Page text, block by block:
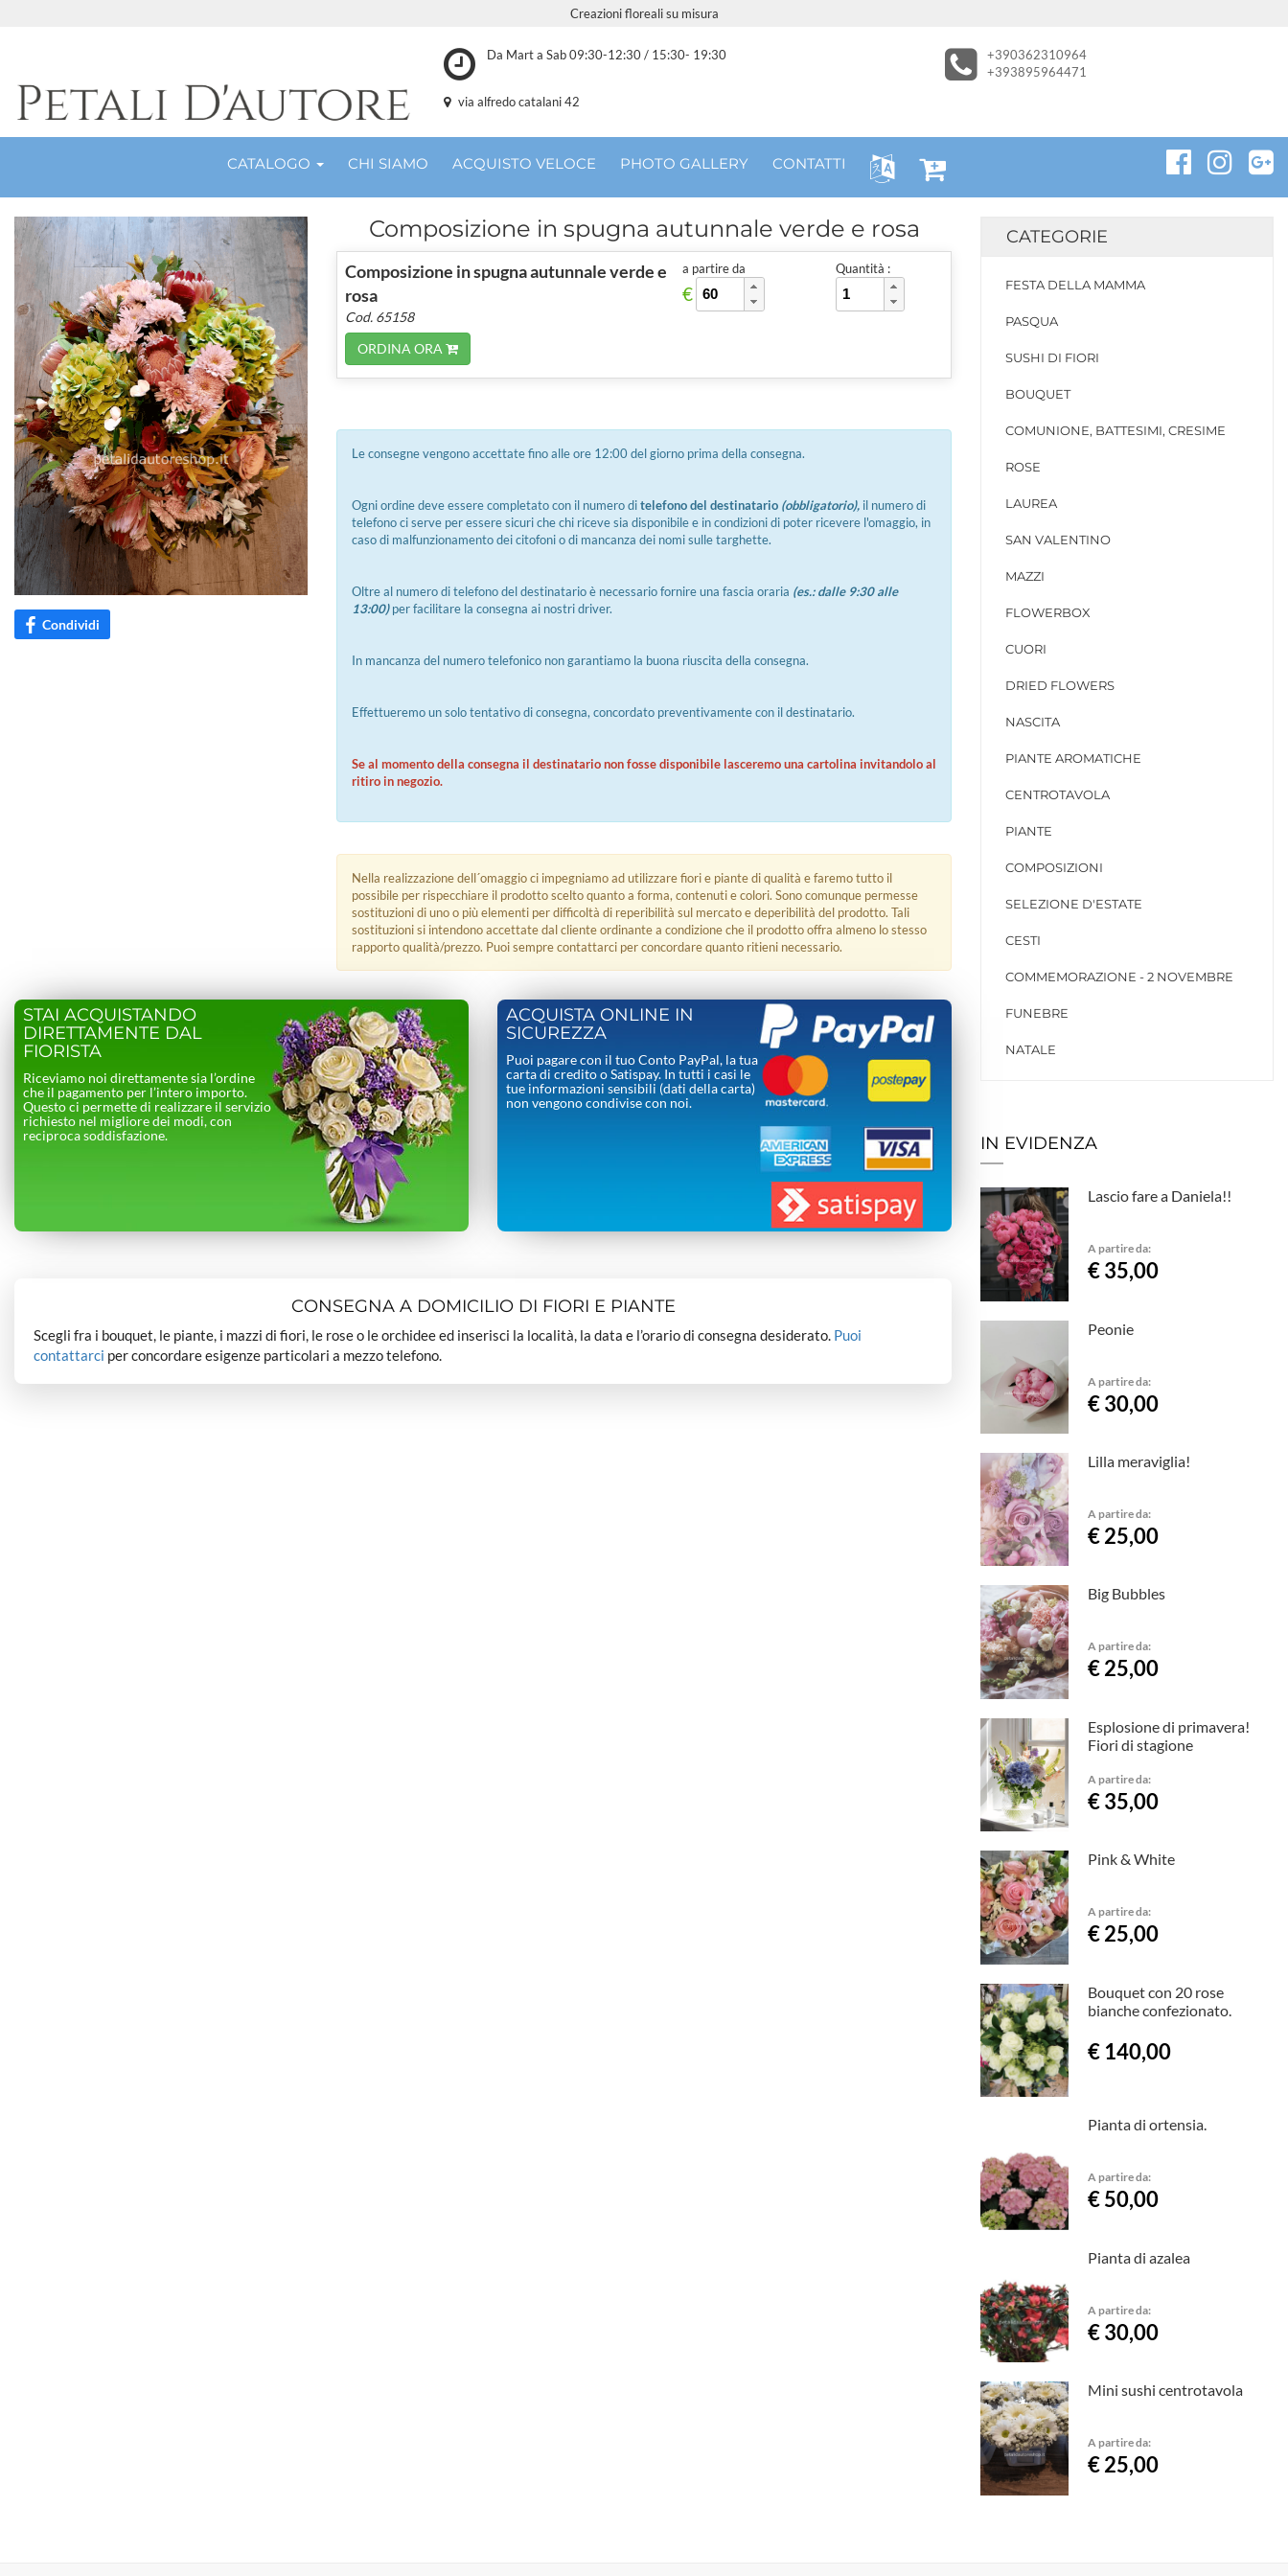
Creazioni floreali su misura
Da Mart a Sab 09:30-12:30 / 15:30- 19:30
+390362310964
+393895964471
via alfredo catalani 42
CATALOGO CHI SIAMO ACQUISTO VELOCE PHOTO GALLERY CONTATTI
Condividi
Composizione in spugna autunnale verde e rosa
Composizione in spugna autunnale verde e
rosa
Cod. 65158
ORDINA ORA
a partire da
€
Quantità :
Le consegne vengono accettate fino alle ore 12:00 del giorno prima della consegna.
Ogni ordine deve essere completato con il numero ditelefono del destinatario (obbligatorio), il numero di
telefono ci serve per essere sicuri che chi riceve sia disponibile e in condizioni di poter ricevere l'omaggio, in
caso di malfunzionamento dei citofoni o di mancanza dei nomi sulle targhette.
Oltre al numero di telefono del destinatario è necessario fornire una fascia oraria (es.: dalle 9:30 alle
13:00)per facilitare la consegna ai nostri driver.
In mancanza del numero telefonico non garantiamo la buona riuscita della consegna.
Effettueremo un solo tentativo di consegna, concordato preventivamente con il destinatario.
Se al momento della consegna il destinatario non fosse disponibile lasceremo una cartolina invitandolo al
ritiro in negozio.
Nella realizzazione dell´omaggio ci impegniamo ad utilizzare fiori e piante di qualità e faremo tutto il
possibile per rispecchiare il prodotto scelto quanto a forma, contenuti e colori. Sono comunque permesse
sostituzioni di uno o più elementi per difficoltà di reperibilità sul mercato e deperibilità del prodotto. Tali
sostituzioni si intendono accettate dal cliente ordinante a condizione che il prodotto offra almeno lo stesso
rapporto qualità/prezzo. Puoi sempre contattarci per concordare quanto ritieni necessario.
STAI ACQUISTANDO
DIRETTAMENTE DAL
FIORISTA
Riceviamo noi direttamente sia l’ordine
che il pagamento per l’intero importo.
Questo ci permette di realizzare il servizio
richiesto nel migliore dei modi, con
reciproca soddisfazione.
ACQUISTA ONLINE IN
SICUREZZA
Puoi pagare con il tuo Conto PayPal, la tua
carta di credito o Satispay. In tutti i casi le
tue informazioni sensibili (dati della carta)
non vengono condivise con noi.
CONSEGNA A DOMICILIO DI FIORI E PIANTE
Scegli fra i bouquet, le piante, i mazzi di fiori, le rose o le orchidee ed inserisci la località, la data e l’orario di consegna desiderato. Puoi
contattarci per concordare esigenze particolari a mezzo telefono.
CATEGORIE
FESTA DELLA MAMMA
PASQUA
SUSHI DI FIORI
BOUQUET
COMUNIONE, BATTESIMI, CRESIME
ROSE
LAUREA
SAN VALENTINO
MAZZI
FLOWERBOX
CUORI
DRIED FLOWERS
NASCITA
PIANTE AROMATICHE
CENTROTAVOLA
PIANTE
COMPOSIZIONI
SELEZIONE D'ESTATE
CESTI
COMMEMORAZIONE - 2 NOVEMBRE
FUNEBRE
NATALE
IN EVIDENZA
Lascio fare a Daniela!!
A partire da:
€ 35,00
Peonie
A partire da:
€ 30,00
Lilla meraviglia!
A partire da:
€ 25,00
Big Bubbles
A partire da:
€ 25,00
Esplosione di primavera!
Fiori di stagione
A partire da:
€ 35,00
Pink & White
A partire da:
€ 25,00
Bouquet con 20 rose
bianche confezionato.
€ 140,00
Pianta di ortensia.
A partire da:
€ 50,00
Pianta di azalea
A partire da:
€ 30,00
Mini sushi centrotavola
A partire da:
€ 25,00